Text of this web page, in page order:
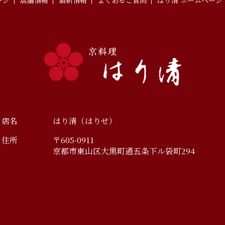
店名
はり清（はりせ）
住所
〒605-0911
京都市東山区大黒町通五条下ル袋町294